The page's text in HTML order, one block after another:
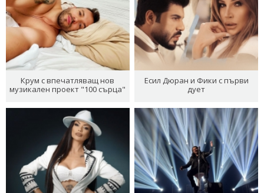
Крум с впечатляващ нов
музикален проект "100 сърца"
Есил Дюран и Фики с първи
дует